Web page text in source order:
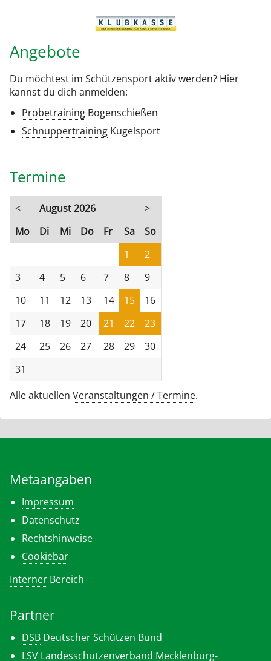
Angebote
Du möchtest im Schützensport aktiv werden? Hier
kannst du dich anmelden:
Probetraining Bogenschießen
Schnuppertraining Kugelsport
Termine
< August 2026
>
Montag
Dienstag
Mittwoch
Donnerstag
Freitag
Samstag
Sonntag
1
2
3
4 5 6 7 8
9
10
11 12 13 14 15
16
17
18 19 20 21 22
23
24
25 26 27 28 29
30
31
Alle aktuellen Veranstaltungen / Termine.
Metaangaben
Impressum
Datenschutz
Rechtshinweise
Cookiebar
Interner Bereich
Partner
DSB Deutscher Schützen Bund
LSV Landesschützenverband Mecklenburg-